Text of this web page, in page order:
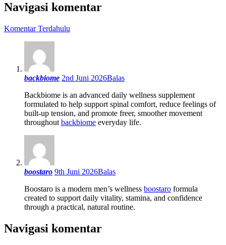
Navigasi komentar
Komentar Terdahulu
backbiome 2nd Juni 2026Balas
Backbiome is an advanced daily wellness supplement
formulated to help support spinal comfort, reduce feelings of
built-up tension, and promote freer, smoother movement
throughout backbiome everyday life.
boostaro 9th Juni 2026Balas
Boostaro is a modern men’s wellness boostaro formula
created to support daily vitality, stamina, and confidence
through a practical, natural routine.
Navigasi komentar